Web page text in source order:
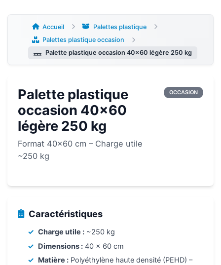
Accueil
Palettes plastique
Palettes plastique occasion
Palette plastique occasion 40×60 légère 250 kg
Palette plastique
occasion 40×60
légère 250 kg
Format 40×60 cm – Charge utile
~250 kg
OCCASION
Caractéristiques
Charge utile :~250 kg
Dimensions :40 x 60 cm
Matière :Polyéthylène haute densité (PEHD) –